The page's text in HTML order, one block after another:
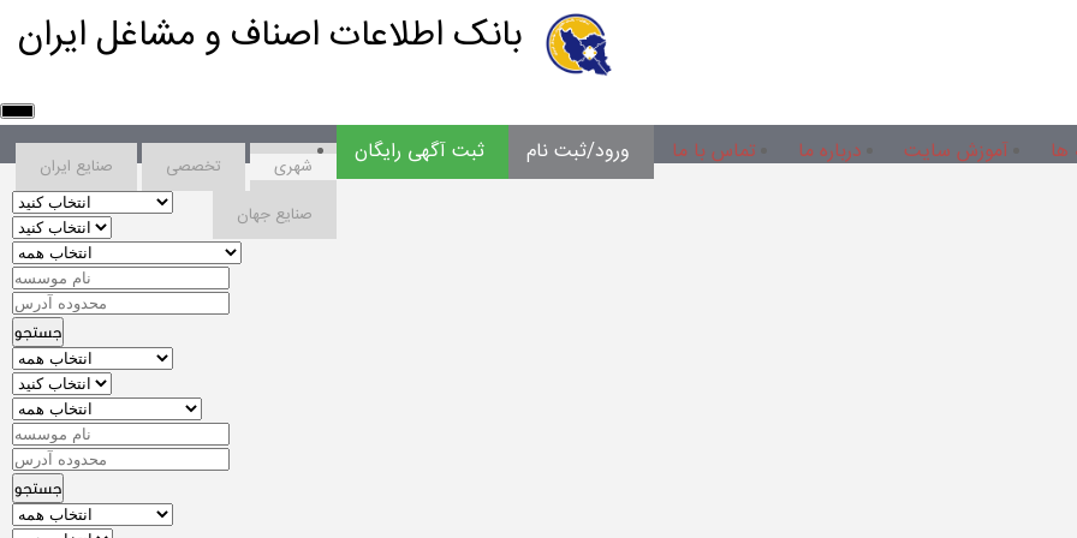
بانک اطلاعات اصناف و مشاغل ایران
ها آموزش سایت درباره ما تماس با ما ورود/ثبت نام ثبت آگهی رایگان شهری تخصصی
صنایع ایران
صنایع جهان
جستجو
جستجو